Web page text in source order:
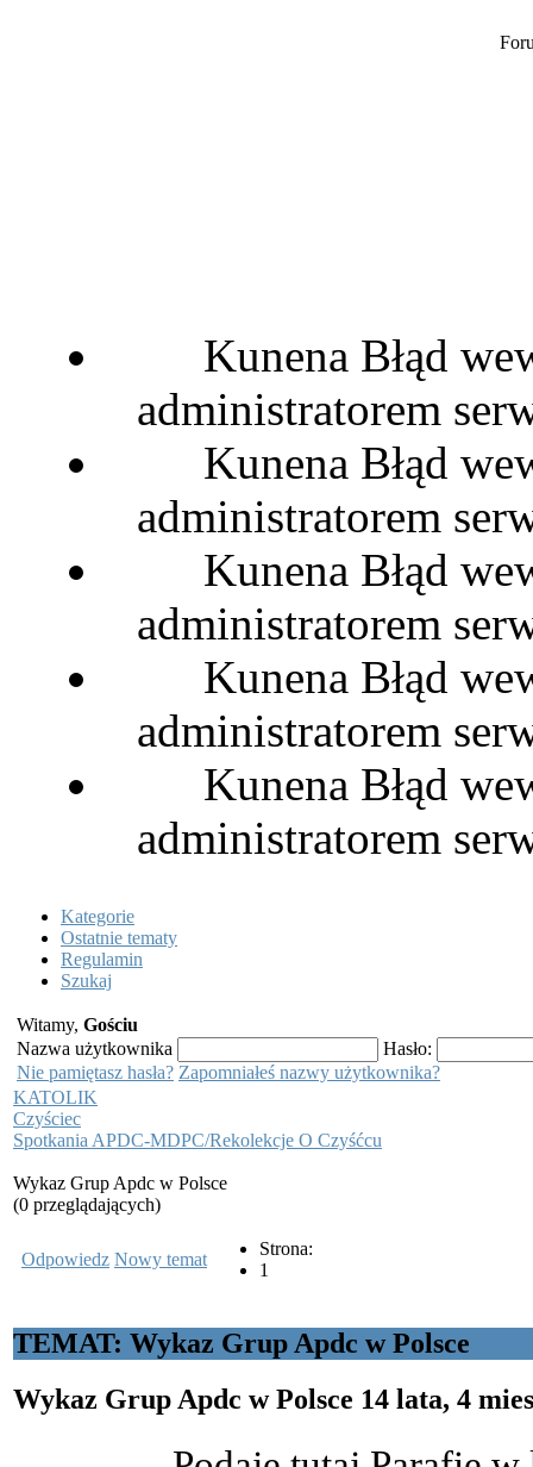
Kunena Błąd
administratorem
Kunena Błąd
administratorem
Kunena Błąd
administratorem
Kunena Błąd
administratorem
Kunena Błąd
administratorem
Kategorie
Ostatnie tematy
Regulamin
Szukaj
Witamy, Gościu
Nazwa użytkownika
Hasło:
Nie pamiętasz hasła? Zapomniałeś nazwy użytkownika?
KATOLIK
Czyściec
Spotkania APDC-MDPC/Rekolekcje O Czyśćcu
Wykaz Grup Apdc w Polsce
(0 przeglądających)
Odpowiedz Nowy temat
Strona:
1
TEMAT: Wykaz Grup Apdc w Polsce
Wykaz Grup Apdc w Polsce 14 lata, 4